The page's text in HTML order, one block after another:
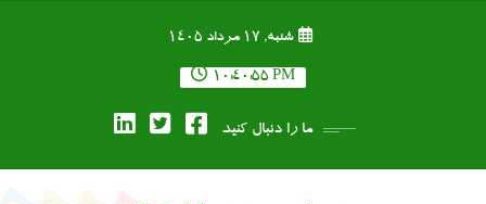
شنبه, ۱۷ مرداد ۱۴۰۵
10:40:56 PM
ما را دنبال کنید